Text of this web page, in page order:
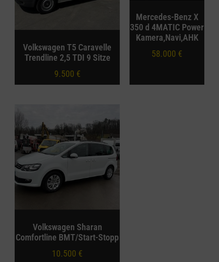
Volkswagen T5 Caravelle
Trendline 2,5 TDI 9 Sitze
9.500 €
Mercedes-Benz X
350 d 4MATIC Power
Kamera,Navi,AHK
58.000 €
Volkswagen Sharan
Comfortline BMT/Start-Stopp
10.500 €